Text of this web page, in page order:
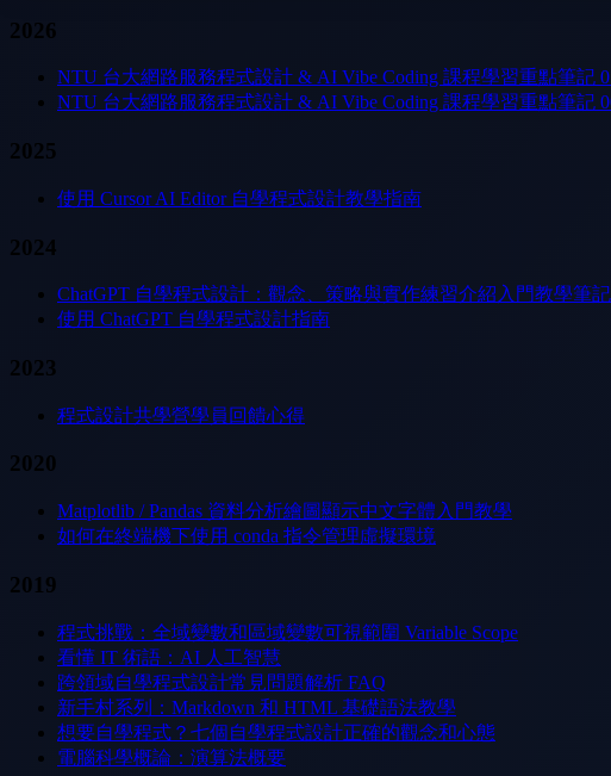
2026
NTU 台大網路服務程式設計 & AI Vibe Coding 課程學習重點筆記
NTU 台大網路服務程式設計 & AI Vibe Coding 課程學習重點筆記
2025
使用 Cursor AI Editor 自學程式設計教學指南
2024
ChatGPT 自學程式設計：觀念、策略與實作練習介紹入門教學筆記
使用 ChatGPT 自學程式設計指南
2023
程式設計共學營學員回饋心得
2020
Matplotlib / Pandas 資料分析繪圖顯示中文字體入門教學
如何在終端機下使用 conda 指令管理虛擬環境
2019
程式挑戰：全域變數和區域變數可視範圍 Variable Scope
看懂 IT 術語：AI 人工智慧
跨領域自學程式設計常見問題解析 FAQ
新手村系列：Markdown 和 HTML 基礎語法教學
想要自學程式？七個自學程式設計正確的觀念和心態
電腦科學概論：演算法概要